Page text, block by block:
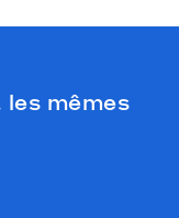
les mêmes